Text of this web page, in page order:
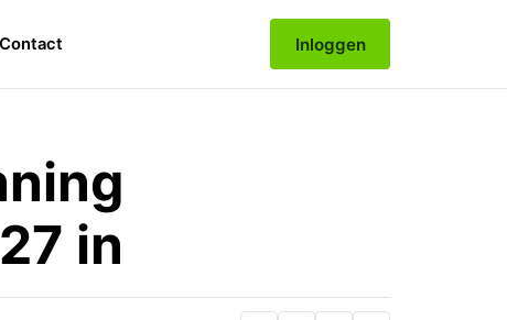
Contact Inloggen
in